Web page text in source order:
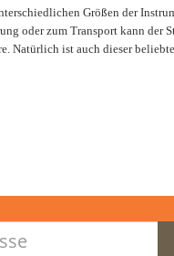
Größen der
oder zum Transport kann der
Natürlich ist auch dieser